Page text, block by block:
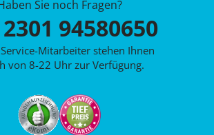
Sie noch Fragen?
94580650
Mitarbeiter stehen Ihnen
von 8-22 Uhr zur Verfügung.